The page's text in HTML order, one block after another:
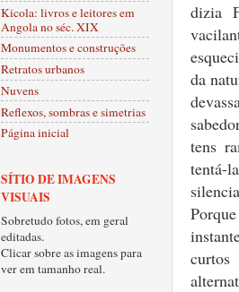
dizia
da
tens
tentá-
Kicola: livros e leitores em
Angola no séc. XIX
Monumentos e construções
Retratos urbanos
Nuvens
Reflexos, sombras e simetrias
Página inicial
SÍTIO DE IMAGENS
VISUAIS
Sobretudo fotos, em geral
editadas.
Clicar sobre as imagens para
ver em tamanho real.